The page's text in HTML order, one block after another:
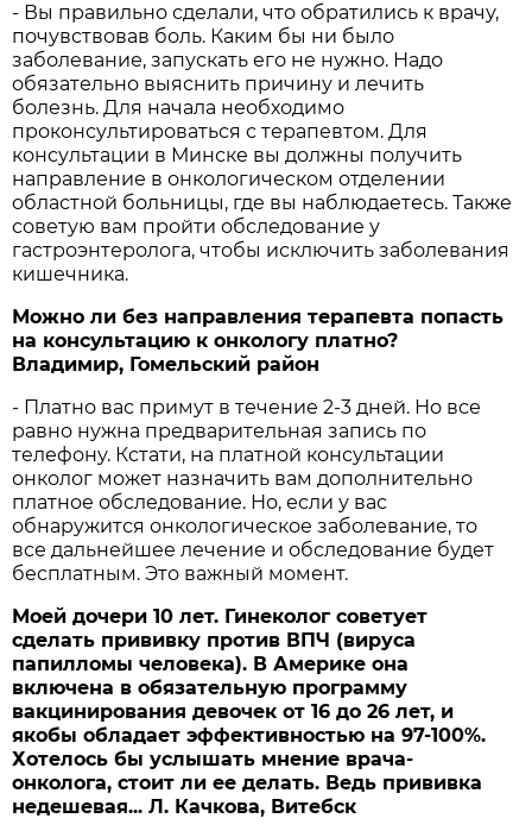
- Вы правильно сделали, что обратились к врачу,
почувствовав боль. Каким бы ни было
заболевание, запускать его не нужно. Надо
обязательно выяснить причину и лечить
болезнь. Для начала необходимо
проконсультироваться с терапевтом. Для
консультации в Минске вы должны получить
направление в онкологическом отделении
областной больницы, где вы наблюдаетесь. Также
советую вам пройти обследование у
гастроэнтеролога, чтобы исключить заболевания
кишечника.
Можно ли без направления терапевта попасть
на консультацию к онкологу платно?
Владимир, Гомельский район
- Платно вас примут в течение 2-3 дней. Но все
равно нужна предварительная запись по
телефону. Кстати, на платной консультации
онколог может назначить вам дополнительно
платное обследование. Но, если у вас
обнаружится онкологическое заболевание, то
все дальнейшее лечение и обследование будет
бесплатным. Это важный момент.
Моей дочери 10 лет. Гинеколог советует
сделать прививку против ВПЧ (вируса
папилломы человека). В Америке она
включена в обязательную программу
вакцинирования девочек от 16 до 26 лет, и
якобы обладает эффективностью на 97-100%.
Хотелось бы услышать мнение врача-
онколога, стоит ли ее делать. Ведь прививка
недешевая... Л. Качкова, Витебск